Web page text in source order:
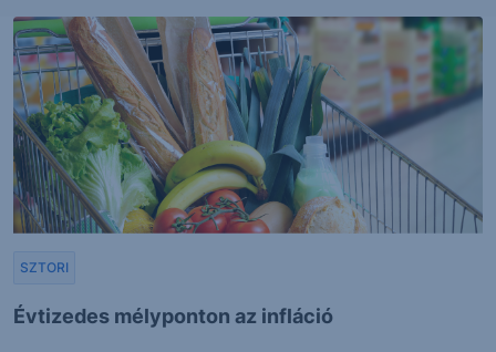
Évtizedes mélyponton az infláció
SZTORI